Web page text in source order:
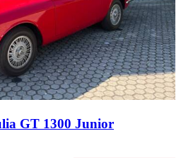
GT 1300 Junior